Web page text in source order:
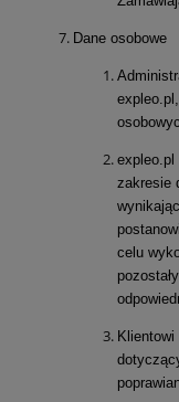
Dane osobowe
expleo.pl
zakresie
celu